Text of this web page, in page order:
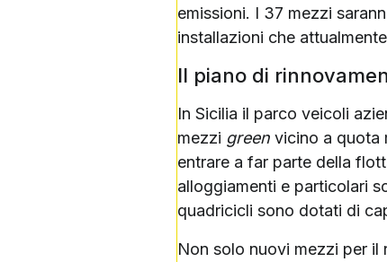
emissioni. I 37 mezzi
installazioni che
Il piano di
In Sicilia il parco veicoli
mezzi green vicino a quota
entrare a far parte della
alloggiamenti e particolari
quadricicli sono dotati di
Non solo nuovi mezzi per il